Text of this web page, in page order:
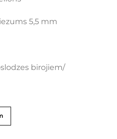
5,5 mm
birojiem/